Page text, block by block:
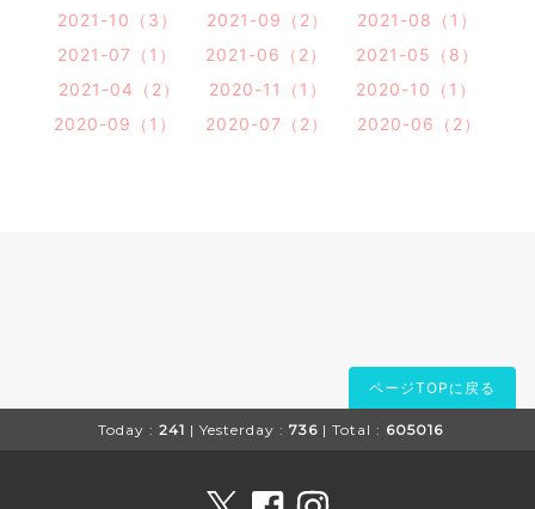
2021-10（3）
2021-09（2）
2021-08（1）
2021-07（1）
2021-06（2）
2021-05（8）
2021-04（2）
2020-11（1）
2020-10（1）
2020-09（1）
2020-07（2） 2020-06（2）
ページTOPに戻る
Today : 241 | Yesterday : 736 | Total : 605016